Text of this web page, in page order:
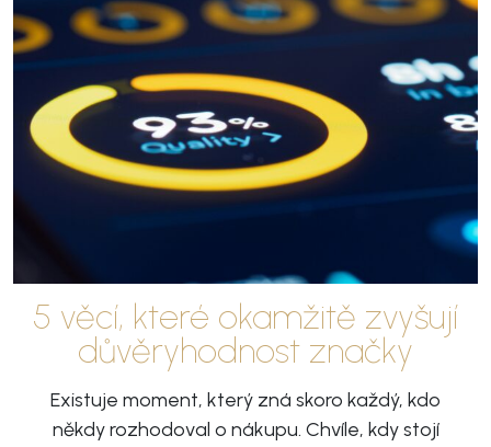
5 věcí, které okamžitě zvyšují
důvěryhodnost značky
Existuje moment, který zná skoro každý, kdo
někdy rozhodoval o nákupu. Chvíle, kdy stojí